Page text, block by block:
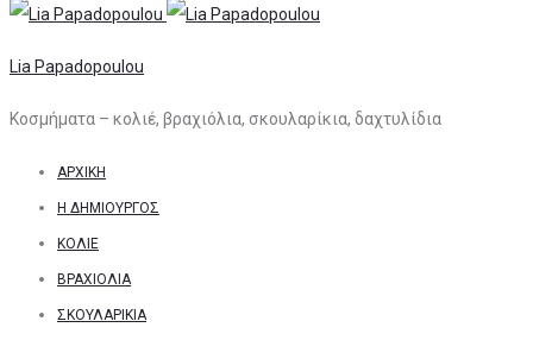
Lia Papadopoulou
Κοσμήματα – κολιέ, βραχιόλια, σκουλαρίκια, δαχτυλίδια
ΑΡΧΙΚΉ
Η ΔΗΜΙΟΥΡΓΌΣ
ΚΟΛΙΈ
ΒΡΑΧΙΌΛΙΑ
ΣΚΟΥΛΑΡΊΚΙΑ